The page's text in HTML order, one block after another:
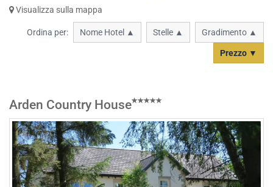
Visualizza sulla mappa
Ordina per: Nome Hotel ▲ Stelle ▲ Gradimento ▲
Prezzo ▼
Arden Country House